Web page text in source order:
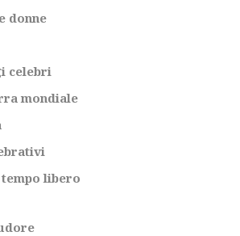
donne
celebri
mondiale
libero